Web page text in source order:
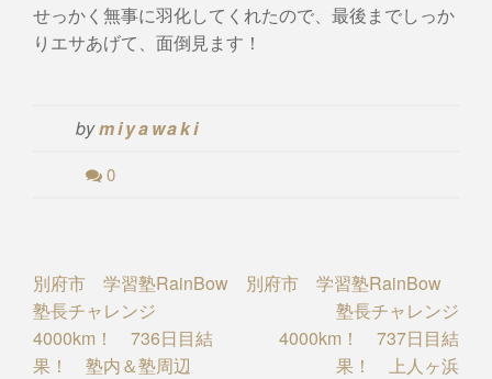
せっかく無事に羽化してくれたので、最後までしっか
りエサあげて、面倒見ます！
bymiyawaki
0
Post
navigation
別府市 学習塾RainBow
塾長チャレンジ
4000km！ 736日目結
果！ 塾内＆塾周辺
別府市 学習塾RainBow
塾長チャレンジ
4000km！ 737日目結
果！ 上人ヶ浜